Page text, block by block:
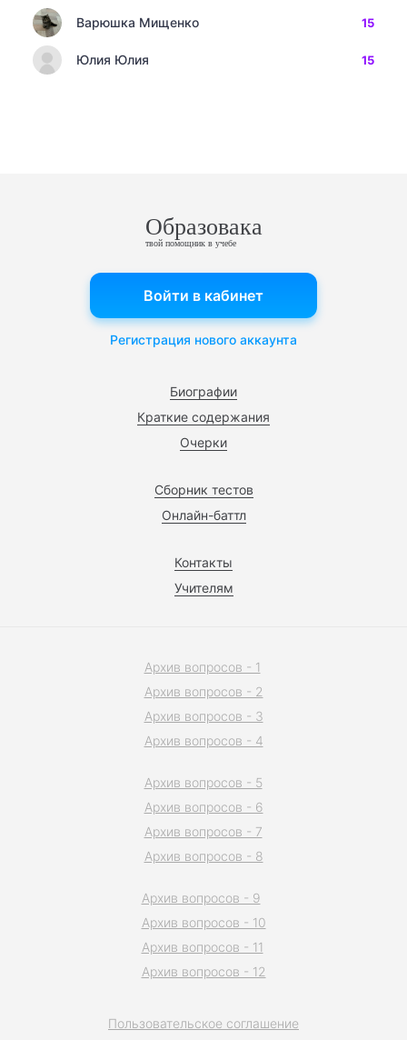
Варюшка Мищенко 15
Юлия Юлия 15
Образовака
твой помощник в учебе
Биографии
Краткие содержания
Очерки
Сборник тестов
Онлайн-баттл
Контакты
Учителям
Войти в кабинет
Регистрация нового аккаунта
Пользовательское соглашение
Архив вопросов - 1
Архив вопросов - 2
Архив вопросов - 3
Архив вопросов - 4
Архив вопросов - 5
Архив вопросов - 6
Архив вопросов - 7
Архив вопросов - 8
Архив вопросов - 9
Архив вопросов - 10
Архив вопросов - 11
Архив вопросов - 12